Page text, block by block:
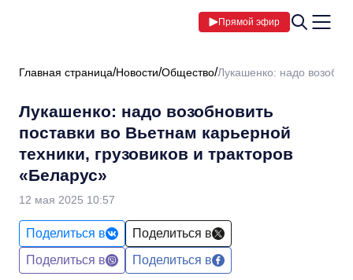
Прямой эфир
Главная страница Новости Общество Лукашенко: надо
Лукашенко: надо возобновить
поставки во Вьетнам карьерной
техники, грузовиков и тракторов
«Беларус»
12 мая 2025 10:57
Поделиться в
Поделиться в
Поделиться в
Поделиться в